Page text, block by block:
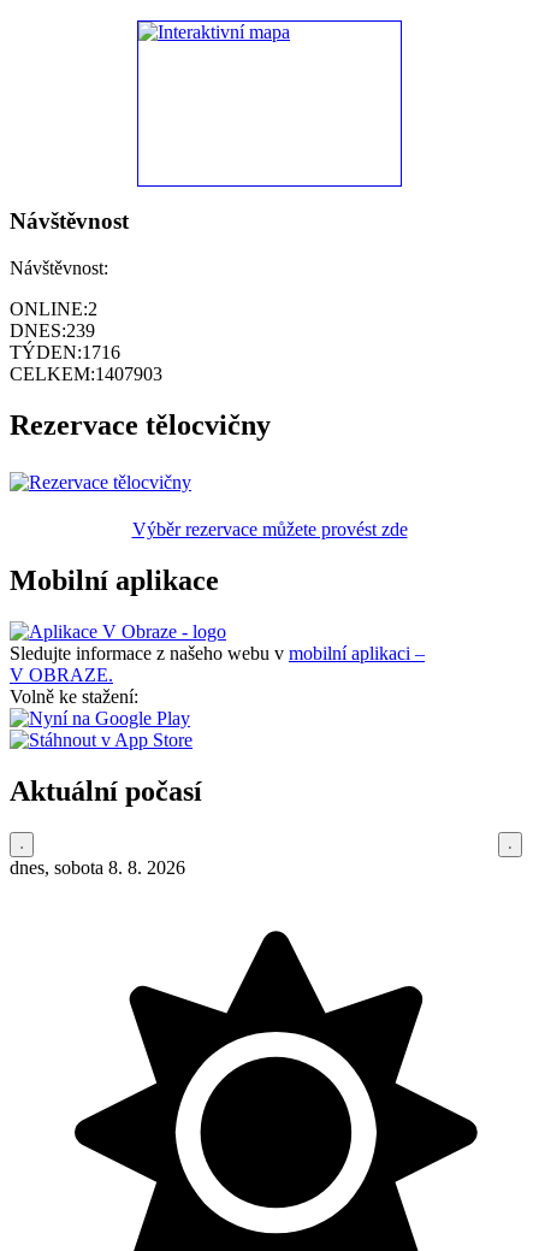
Návštěvnost
Návštěvnost:
ONLINE:2
DNES:239
TÝDEN:1716
CELKEM:1407903
Rezervace tělocvičny
Výběr rezervace můžete provést zde
Mobilní aplikace
Sledujte informace z našeho webu v mobilní aplikaci –
V OBRAZE.
Volně ke stažení:
Aktuální počasí
dnes, sobota 8. 8. 2026